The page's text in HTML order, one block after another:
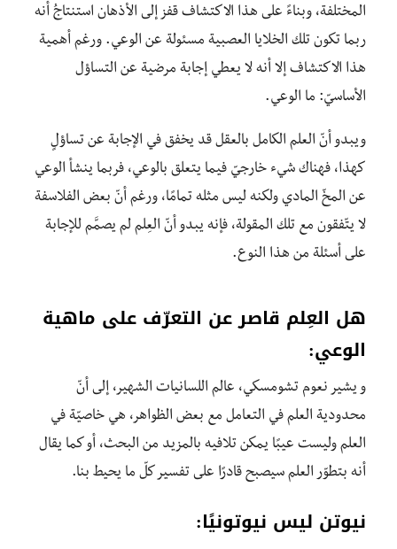
المختلفة، وبناءً على هذا الاكتشاف قفز إلى الأذهان استنتاجُ أنه
ربما تكون تلك الخلايا العصبية مسئولة عن الوعي. ورغم أهمية
هذا الاكتشاف إلا أنه لا يعطي إجابة مرضية عن التساؤل
الأساسيّ: ما الوعي.
ويبدو أنّ العلم الكامل بالعقل قد يخفق في الإجابة عن تساؤلٍ
كهذا، فهناك شيء خارجيّ فيما يتعلق بالوعي، فربما ينشأ الوعي
عن المخّ المادي ولكنه ليس مثله تمامًا، ورغم أنّ بعض الفلاسفة
لا يتّفقون مع تلك المقولة، فإنه يبدو أنّ العِلم لم يصمَّم للإجابة
على أسئلة من هذا النوع.
هل العِلم قاصر عن التعرّف على ماهية
الوعي:
و يشير نعوم تشومسكي، عالم اللسانيات الشهير، إلى أنّ
محدودية العلم في التعامل مع بعض الظواهر، هي خاصيّة في
العلم وليست عيبًا يمكن تلافيه بالمزيد من البحث، أو كما يقال
أنه بتطوّر العلم سيصبح قادرًا على تفسير كلّ ما يحيط بنا.
نيوتن ليس نيوتونيًا: